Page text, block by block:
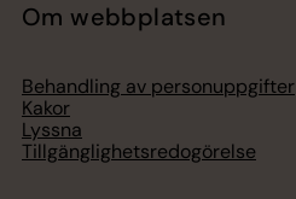
Om webbplatsen
Behandling av personuppgifter
Kakor
Lyssna
Tillgänglighetsredogörelse